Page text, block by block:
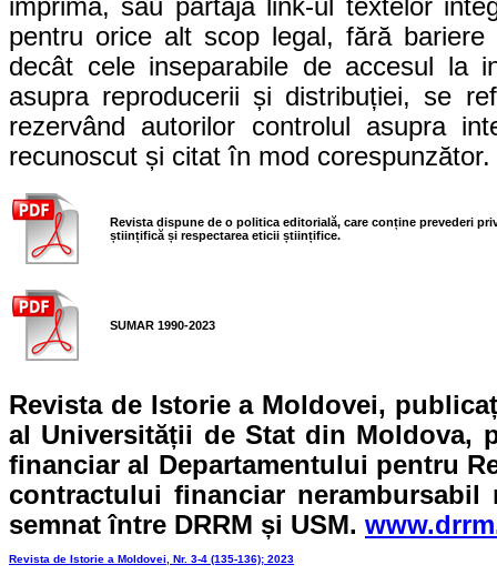
imprima, sau partaja link-ul textelor
pentru orice alt scop legal, fără
decât cele inseparabile de accesul la
asupra reproducerii și distribuției, se
rezervând autorilor controlul asupra
recunoscut și citat în mod corespunzător.
Revista dispune de o politica editorială, care conține prevederi
științifică și respectarea eticii științifice.
SUMAR 1990-2023
Revista de Istorie a Moldovei,
al Universității de Stat din Moldova,
financiar al Departamentului pentru
contractului financiar nerambursabil
semnat între DRRM și USM.
Revista de Istorie a Moldovei, Nr. 3-4 (135-136); 2023